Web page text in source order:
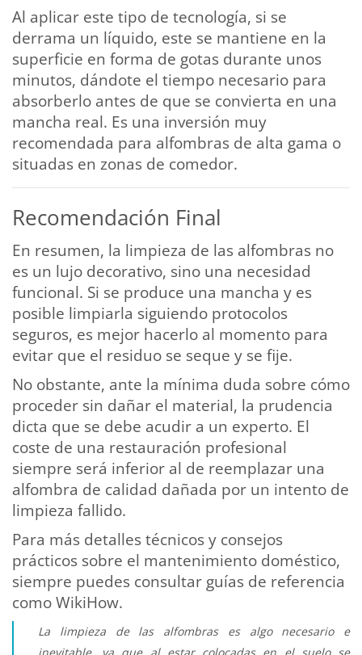
Al aplicar este tipo de tecnología, si se
derrama un líquido, este se mantiene en la
superficie en forma de gotas durante unos
minutos, dándote el tiempo necesario para
absorberlo antes de que se convierta en una
mancha real. Es una inversión muy
recomendada para alfombras de alta gama o
situadas en zonas de comedor.
Recomendación Final
En resumen, la limpieza de las alfombras no
es un lujo decorativo, sino una necesidad
funcional. Si se produce una mancha y es
posible limpiarla siguiendo protocolos
seguros, es mejor hacerlo al momento para
evitar que el residuo se seque y se fije.
No obstante, ante la mínima duda sobre cómo
proceder sin dañar el material, la prudencia
dicta que se debe acudir a un experto. El
coste de una restauración profesional
siempre será inferior al de reemplazar una
alfombra de calidad dañada por un intento de
limpieza fallido.
Para más detalles técnicos y consejos
prácticos sobre el mantenimiento doméstico,
siempre puedes consultar guías de referencia
como WikiHow.
La limpieza de las alfombras es algo necesario e